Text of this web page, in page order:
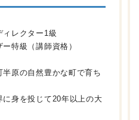
レクター1級
特級（講師資格）
原の自然豊かな町で育ち
身を投じて20年以上の大